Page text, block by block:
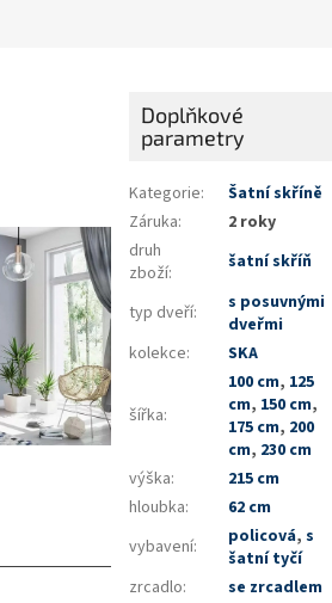
Doplňkové
parametry
Kategorie:
Šatní skříně
Záruka:
2 roky
druh
zboží: šatní skříň
typ dveří:
s posuvnými
dveřmi
kolekce: SKA
šířka:
100 cm, 125
cm, 150 cm,
175 cm, 200
cm, 230 cm
výška:
215 cm
hloubka:
62 cm
vybavení: policová, s
šatní tyčí
zrcadlo: se zrcadlem